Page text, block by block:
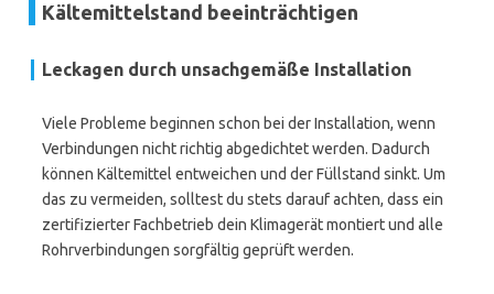
Kältemittelstand beeinträchtigen
Leckagen durch unsachgemäße Installation
Viele Probleme beginnen schon bei der Installation, wenn
Verbindungen nicht richtig abgedichtet werden. Dadurch
können Kältemittel entweichen und der Füllstand sinkt. Um
das zu vermeiden, solltest du stets darauf achten, dass ein
zertifizierter Fachbetrieb dein Klimagerät montiert und alle
Rohrverbindungen sorgfältig geprüft werden.